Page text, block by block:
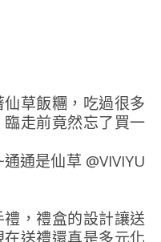
草飯糰，吃過很多
走前竟然忘了買一
，禮盒的設計讓送